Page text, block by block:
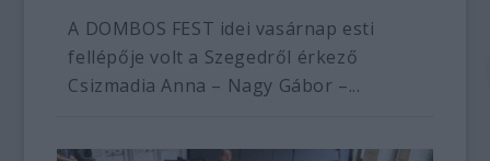
A DOMBOS FEST idei vasárnap esti
fellépője volt a Szegedről érkező
Csizmadia Anna – Nagy Gábor –...